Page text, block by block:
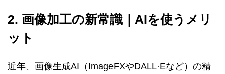
2. 画像加工の新常識｜AIを使うメリ
ット
近年、画像生成AI（ImageFXやDALL·Eなど）の精